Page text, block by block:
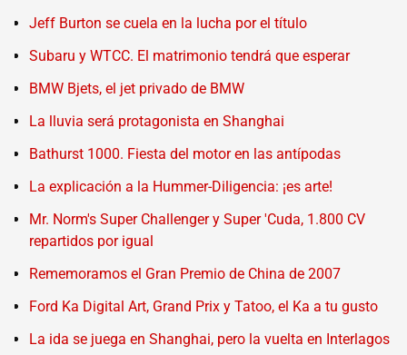
Jeff Burton se cuela en la lucha por el título
Subaru y WTCC. El matrimonio tendrá que esperar
BMW Bjets, el jet privado de BMW
La lluvia será protagonista en Shanghai
Bathurst 1000. Fiesta del motor en las antípodas
La explicación a la Hummer-Diligencia: ¡es arte!
Mr. Norm's Super Challenger y Super 'Cuda, 1.800 CV
repartidos por igual
Rememoramos el Gran Premio de China de 2007
Ford Ka Digital Art, Grand Prix y Tatoo, el Ka a tu gusto
La ida se juega en Shanghai, pero la vuelta en Interlagos